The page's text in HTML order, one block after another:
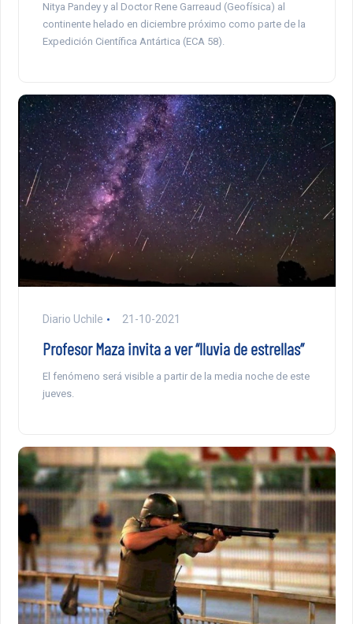
Nitya Pandey y al Doctor Rene Garreaud (Geofísica) al
continente helado en diciembre próximo como parte de la
Expedición Científica Antártica (ECA 58).
Diario Uchile 21-10-2021
Profesor Maza invita a ver “lluvia de estrellas”
El fenómeno será visible a partir de la media noche de este
jueves.